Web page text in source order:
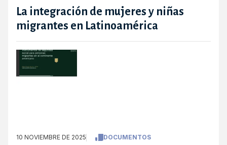
La integración de mujeres y niñas
migrantes en Latinoamérica
10 NOVIEMBRE DE 2025 DOCUMENTOS